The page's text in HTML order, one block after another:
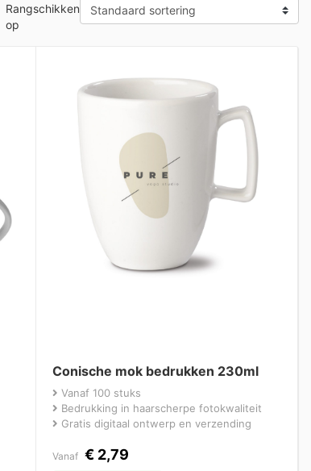
Rangschikken
op
Conische mok bedrukken 230ml
Vanaf 100 stuks
Bedrukking in haarscherpe fotokwaliteit
Gratis digitaal ontwerp en verzending
Vanaf €2,79